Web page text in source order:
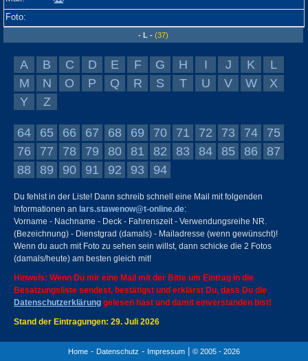
- L - (37)
A B C D E F G H I J K
L
M
N O P Q R S T U V W
X
Y
Z
64 65 66 67 68 69 70 71 72 73 74
75
76
77 78 79 80 81 82 83 84 85 86
87
88
89 90 91 92 93 94
Du fehlst in der Liste! Dann schreib schnell eine Mail mit folgenden
Informationen an lars.stawenow@t-online.de:
Vorname - Nachname - Deck - Fahrenszeit - Verwendungsreihe NR.
(Bezeichnung) - Dienstgrad (damals) - Mailadresse (wenn gewünscht)!
Wenn du auch mit Foto zu sehen sein willst, dann schicke die 2 Fotos
(damals/heute) am besten gleich mit!
Hinweis: Wenn Du mir eine Mail mit der Bitte um Eintrag in die
Besatzungsliste sendest, bestätigst und erklärst Du, dass Du die
Datenschutzerklärung gelesen hast und damit einverstanden bist!
Stand der Eintragungen: 29. Juli 2026
Home - Datenschutz - Impressum © 2005 - 2026